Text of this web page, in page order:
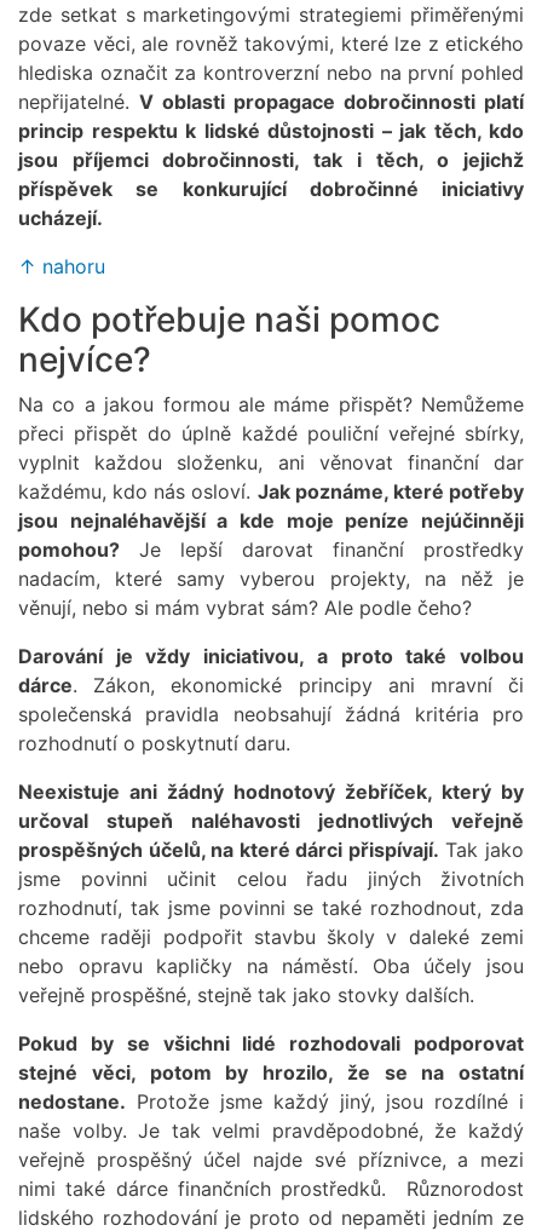
zde setkat s marketingovými strategiemi přiměřenými
povaze věci, ale rovněž takovými, které lze z etického
hlediska označit za kontroverzní nebo na první pohled
nepřijatelné. V oblasti propagace dobročinnosti platí
princip respektu k lidské důstojnosti – jak těch, kdo
jsou příjemci dobročinnosti, tak i těch, o jejichž
příspěvek se konkurující dobročinné iniciativy
ucházejí.
↑ nahoru
Kdo potřebuje naši pomoc
nejvíce?
Na co a jakou formou ale máme přispět? Nemůžeme
přeci přispět do úplně každé pouliční veřejné sbírky,
vyplnit každou složenku, ani věnovat finanční dar
každému, kdo nás osloví. Jak poznáme, které potřeby
jsou nejnaléhavější a kde moje peníze nejúčinněji
pomohou? Je lepší darovat finanční prostředky
nadacím, které samy vyberou projekty, na něž je
věnují, nebo si mám vybrat sám? Ale podle čeho?
Darování je vždy iniciativou, a proto také volbou
dárce. Zákon, ekonomické principy ani mravní či
společenská pravidla neobsahují žádná kritéria pro
rozhodnutí o poskytnutí daru.
Neexistuje ani žádný hodnotový žebříček, který by
určoval stupeň naléhavosti jednotlivých veřejně
prospěšných účelů, na které dárci přispívají. Tak jako
jsme povinni učinit celou řadu jiných životních
rozhodnutí, tak jsme povinni se také rozhodnout, zda
chceme raději podpořit stavbu školy v daleké zemi
nebo opravu kapličky na náměstí. Oba účely jsou
veřejně prospěšné, stejně tak jako stovky dalších.
Pokud by se všichni lidé rozhodovali podporovat
stejné věci, potom by hrozilo, že se na ostatní
nedostane. Protože jsme každý jiný, jsou rozdílné i
naše volby. Je tak velmi pravděpodobné, že každý
veřejně prospěšný účel najde své příznivce, a mezi
nimi také dárce finančních prostředků. Různorodost
lidského rozhodování je proto od nepaměti jedním ze